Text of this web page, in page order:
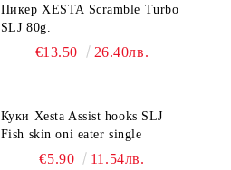
Пикер XESTA Scramble Turbo
SLJ 80g.
€13.50 26.40лв.
Куки Xesta Assist hooks SLJ
Fish skin oni eater single
€5.90 11.54лв.